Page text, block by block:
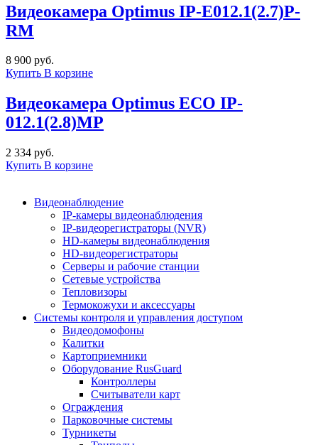
Видеокамера Optimus IP-E012.1(2.7)P-
RM
8 900 руб.
Купить В корзине
Видеокамера Optimus ECO IP-
012.1(2.8)MP
2 334 руб.
Купить В корзине
Видеонаблюдение
IP-камеры видеонаблюдения
IP-видеорегистраторы (NVR)
HD-камеры видеонаблюдения
HD-видеорегистраторы
Серверы и рабочие станции
Сетевые устройства
Тепловизоры
Термокожухи и аксессуары
Системы контроля и управления доступом
Видеодомофоны
Калитки
Картоприемники
Оборудование RusGuard
Контроллеры
Считыватели карт
Ограждения
Парковочные системы
Турникеты